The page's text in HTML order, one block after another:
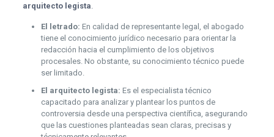
arquitecto legista.
El letrado: En calidad de representante legal, el abogado
tiene el conocimiento jurídico necesario para orientar la
redacción hacia el cumplimiento de los objetivos
procesales. No obstante, su conocimiento técnico puede
ser limitado.
El arquitecto legista: Es el especialista técnico
capacitado para analizar y plantear los puntos de
controversia desde una perspectiva científica, asegurando
que las cuestiones planteadas sean claras, precisas y